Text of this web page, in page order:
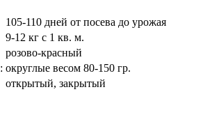
105-110 дней от посева до урожая
9-12 кг с 1 кв. м.
розово-красный
округлые весом 80-150 гр.
открытый, закрытый